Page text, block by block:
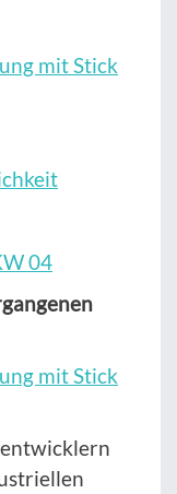
mit Stick
04
mit Stick